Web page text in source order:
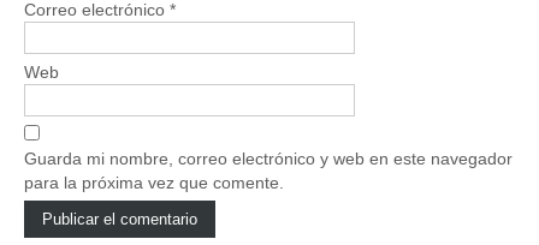
Correo electrónico *
Web
Guarda mi nombre, correo electrónico y web en este navegador
para la próxima vez que comente.